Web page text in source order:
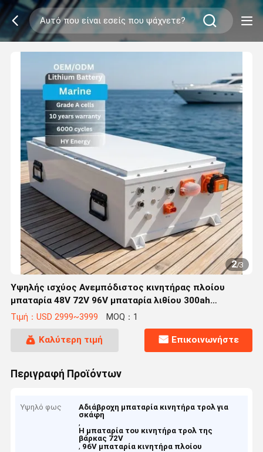
2/3
Υψηλής ισχύος Ανεμπόδιστος κινητήρας πλοίου
μπαταρία 48V 72V 96V μπαταρία λιθίου 300ah
μπαταρία ναυτιλίας
Τιμή：USD 2999~3999 MOQ：1
Καλύτερη τιμή Επικοινωνήστε
Περιγραφή Προϊόντων
Υψηλό φως
Αδιάβροχη μπαταρία κινητήρα τρολ για
σκάφη
,
Η μπαταρία του κινητήρα τρολ της
βάρκας 72V
, 96V μπαταρία κινητήρα πλοίου